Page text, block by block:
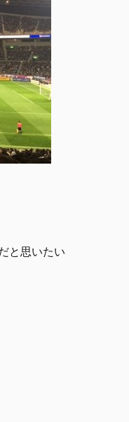
と思いたい